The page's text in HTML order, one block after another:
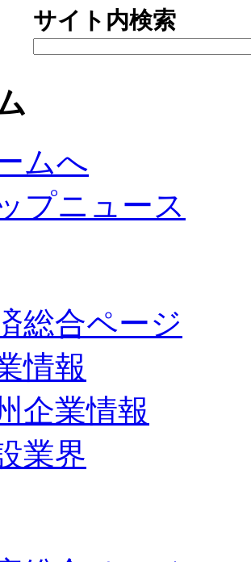
サイト内検索
ムへ
プニュース
総合ページ
情報
企業情報
業界